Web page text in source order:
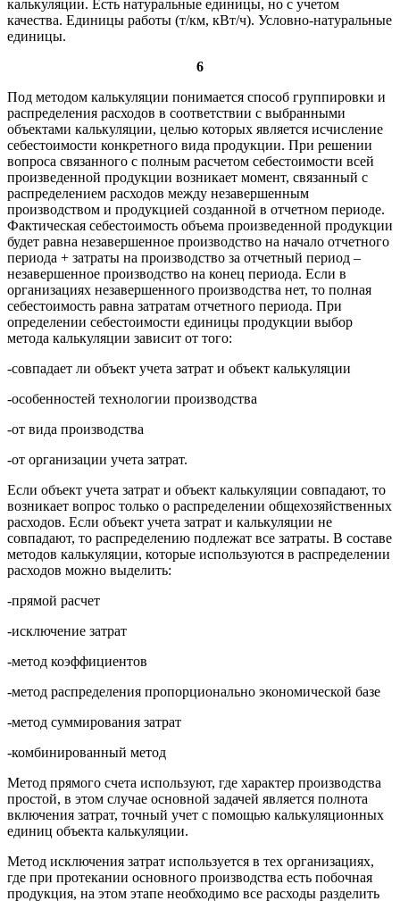
калькуляции. Есть натуральные единицы, но с учетом
качества. Единицы работы (т/км, кВт/ч). Условно-натуральные
единицы.
6
Под методом калькуляции понимается способ группировки и
распределения расходов в соответствии с выбранными
объектами калькуляции, целью которых является исчисление
себестоимости конкретного вида продукции. При решении
вопроса связанного с полным расчетом себестоимости всей
произведенной продукции возникает момент, связанный с
распределением расходов между незавершенным
производством и продукцией созданной в отчетном периоде.
Фактическая себестоимость объема произведенной продукции
будет равна незавершенное производство на начало отчетного
периода + затраты на производство за отчетный период –
незавершенное производство на конец периода. Если в
организациях незавершенного производства нет, то полная
себестоимость равна затратам отчетного периода. При
определении себестоимости единицы продукции выбор
метода калькуляции зависит от того:
-совпадает ли объект учета затрат и объект калькуляции
-особенностей технологии производства
-от вида производства
-от организации учета затрат.
Если объект учета затрат и объект калькуляции совпадают, то
возникает вопрос только о распределении общехозяйственных
расходов. Если объект учета затрат и калькуляции не
совпадают, то распределению подлежат все затраты. В составе
методов калькуляции, которые используются в распределении
расходов можно выделить:
-прямой расчет
-исключение затрат
-метод коэффициентов
-метод распределения пропорционально экономической базе
-метод суммирования затрат
-комбинированный метод
Метод прямого счета используют, где характер производства
простой, в этом случае основной задачей является полнота
включения затрат, точный учет с помощью калькуляционных
единиц объекта калькуляции.
Метод исключения затрат используется в тех организациях,
где при протекании основного производства есть побочная
продукция, на этом этапе необходимо все расходы разделить